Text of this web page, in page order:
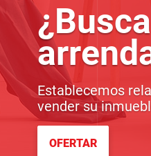
Establecemos
vender su
OFERTAR